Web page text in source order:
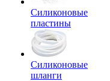
Силиконовые
пластины
Силиконовые
шланги